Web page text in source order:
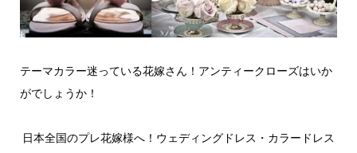
テーマカラー迷っている花嫁さん！アンティークローズはいか
がでしょうか！
日本全国のプレ花嫁様へ！ウェディングドレス・カラードレス